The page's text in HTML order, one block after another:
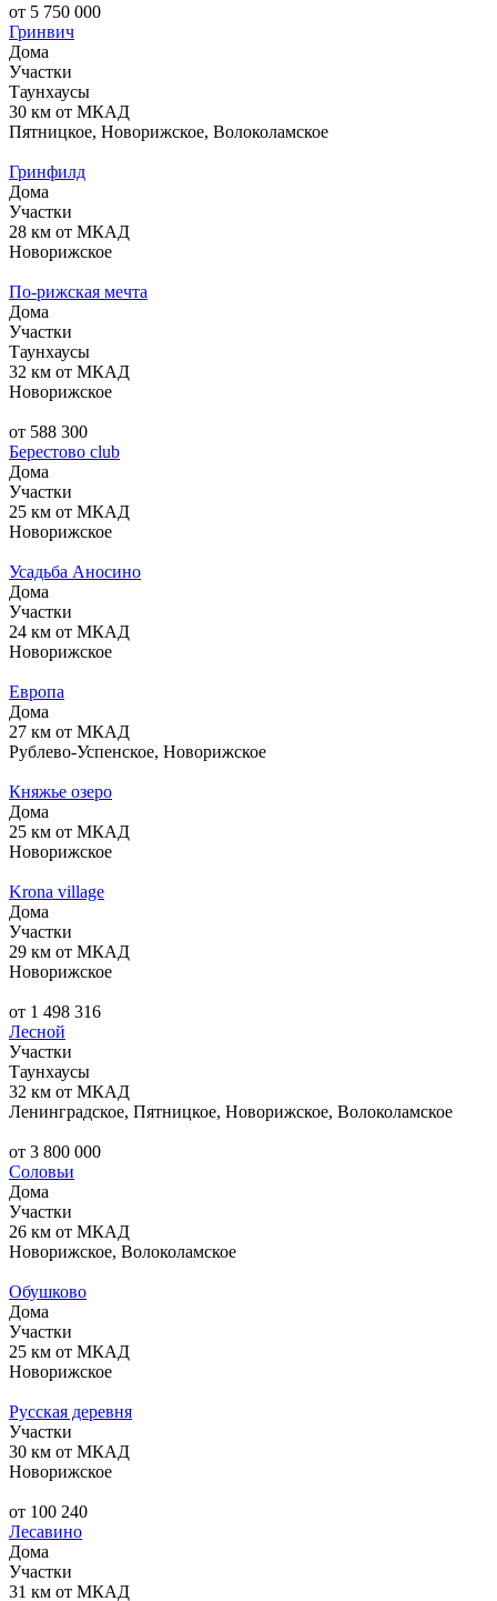
от 5 750 000
Гринвич
Дома
Участки
Таунхаусы
30 км от МКАД
Пятницкое, Новорижское, Волоколамское
Гринфилд
Дома
Участки
28 км от МКАД
Новорижское
По-рижская мечта
Дома
Участки
Таунхаусы
32 км от МКАД
Новорижское
от 588 300
Берестово club
Дома
Участки
25 км от МКАД
Новорижское
Усадьба Аносино
Дома
Участки
24 км от МКАД
Новорижское
Европа
Дома
27 км от МКАД
Рублево-Успенское, Новорижское
Княжье озеро
Дома
25 км от МКАД
Новорижское
Krona village
Дома
Участки
29 км от МКАД
Новорижское
от 1 498 316
Лесной
Участки
Таунхаусы
32 км от МКАД
Ленинградское, Пятницкое, Новорижское, Волоколамское
от 3 800 000
Соловьи
Дома
Участки
26 км от МКАД
Новорижское, Волоколамское
Обушково
Дома
Участки
25 км от МКАД
Новорижское
Русская деревня
Участки
30 км от МКАД
Новорижское
от 100 240
Лесавино
Дома
Участки
31 км от МКАД